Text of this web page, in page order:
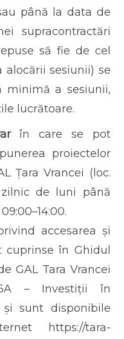
până la data de
supracontractări
să fie de cel
alocării sesiunii) se
minimă a sesiunii,
lucrătoare.
în care se pot
proiectelor
Țara Vrancei (loc.
zilnic de luni până
accesarea și
în Ghidul
GAL Tara Vrancei
– Investiții în
sunt disponibile
https://tara-